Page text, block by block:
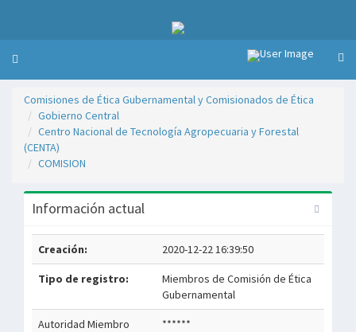
Comisiones de Ética Gubernamental y Comisionados de Ética
Gobierno Central
Centro Nacional de Tecnología Agropecuaria y Forestal
(CENTA)
COMISION
Información actual
Creación: 2020-12-22 16:39:50
Tipo de registro:
Miembros de Comisión de Ética
Gubernamental
Autoridad Miembro
******